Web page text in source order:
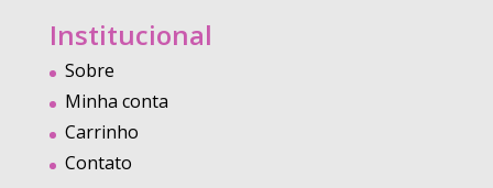
Institucional
Sobre
Minha conta
Carrinho
Contato